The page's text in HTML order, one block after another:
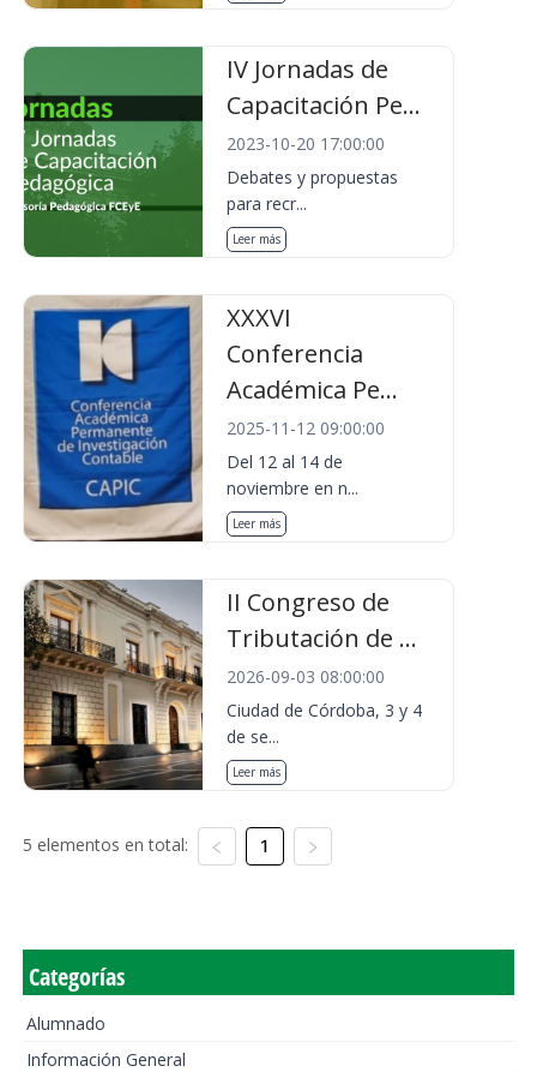
IV Jornadas de
Capacitación Pe...
2023-10-20 17:00:00
Debates y propuestas
para recr...
Leer más
XXXVI
Conferencia
Académica Pe...
2025-11-12 09:00:00
Del 12 al 14 de
noviembre en n...
Leer más
II Congreso de
Tributación de ...
2026-09-03 08:00:00
Ciudad de Córdoba, 3 y 4
de se...
Leer más
5 elementos en total: 1
Categorías
Alumnado
Información General